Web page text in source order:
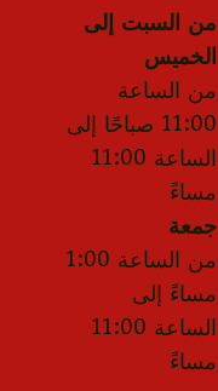
من السبت إلى
الخميس
من الساعة
11:00 صباحًا إلى
الساعة 11:00
مساءً
جمعة
من الساعة 1:00
مساءً إلى
الساعة 11:00
مساءً